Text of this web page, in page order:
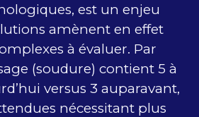
est un enjeu
amènent en effet
à évaluer. Par
(soudure) contient 5 à
versus 3 auparavant,
nécessitant plus